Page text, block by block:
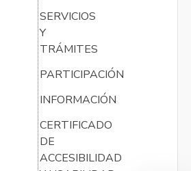
SERVICIOS
Y
TRÁMITES
PARTICIPACIÓN
INFORMACIÓN
CERTIFICADO
DE
ACCESIBILIDAD